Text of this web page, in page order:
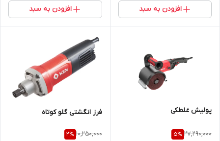
افزودن به سبد افزودن به سبد
پولیش غلطکی
27,290,000
5%
فرز انگشتی گلو کوتاه
10,250,000
2%